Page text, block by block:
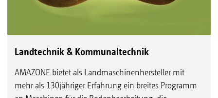
Landtechnik & Kommunaltechnik
AMAZONE bietet als Landmaschinenhersteller mit
mehr als 130jähriger Erfahrung ein breites Programm